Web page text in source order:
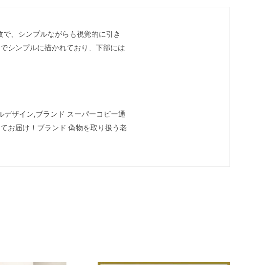
、シンプルながらも視覚的に引き
シンプルに描かれており、下部には
ザイン,ブランド スーパーコピー通
お届け！ブランド 偽物を取り扱う老